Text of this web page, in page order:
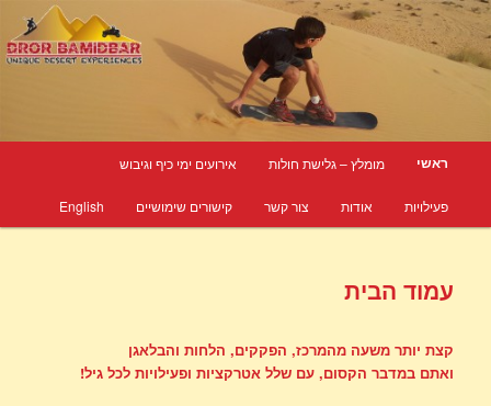
טיולי ג'יפים בדרום
דרור במדבר – גלישת חולות וטיולי ג'יפים בדרום
לדלג לתוכן
לדלג לתוכן המשני
ראשי מומלץ – גלישת חולות אירועים ימי כיף וגיבוש
פעילויות אודות צור קשר קישורים שימושיים English
עמוד הבית
קצת יותר משעה מהמרכז, הפקקים, הלחות והבלאגן
ואתם במדבר הקסום, עם שלל אטרקציות ופעילויות לכל גיל!